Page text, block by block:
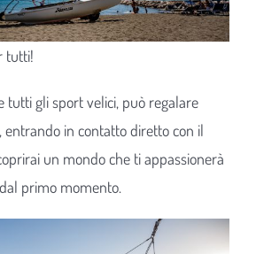
tutti!
tutti gli sport velici, può regalare
entrando in contatto diretto con il
un mondo che ti appassionerà
primo momento.